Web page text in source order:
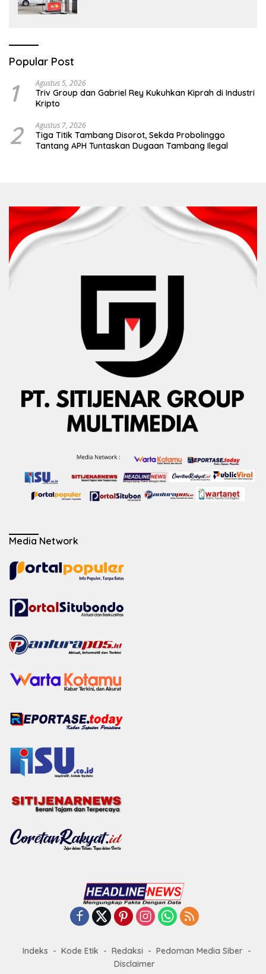
Popular Post
1 Agustus 5, 2026
Triv Group dan Gabriel Rey Kukuhkan Kiprah di Industri
Kripto
2 Agustus 7, 2026
Tiga Titik Tambang Disorot, Sekda Probolinggo
Tantang APH Tuntaskan Dugaan Tambang Ilegal
Media Network
Indeks Kode Etik Redaksi
Pedoman Media Siber
Disclaimer